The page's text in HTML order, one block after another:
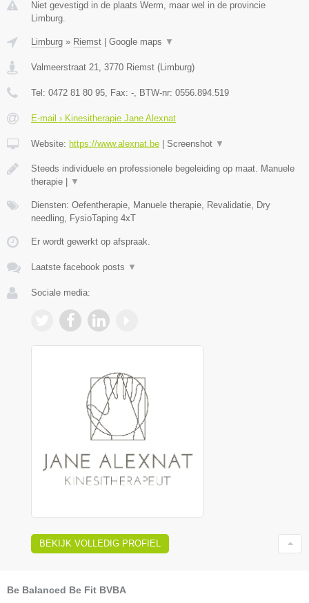
Niet gevestigd in de plaats Werm, maar wel in de provincie
Limburg.
Limburg » Riemst Google maps ▼
Valmeerstraat 21 3770 Riemst ( Limburg)
Tel: 0472 81 80 95 , Fax: - , BTW-nr: 0556.894.519
E-mail › Kinesitherapie Jane Alexnat
Website: https://www.alexnat.be Screenshot ▼
Steeds individuele en professionele begeleiding op maat. Manuele
therapie |
▼
Diensten: Oefentherapie, Manuele therapie, Revalidatie, Dry
needling, FysioTaping 4xT
Er wordt gewerkt op afspraak.
Laatste facebook posts ▼
Sociale media:
BEKIJK VOLLEDIG PROFIEL
Be Balanced Be Fit BVBA